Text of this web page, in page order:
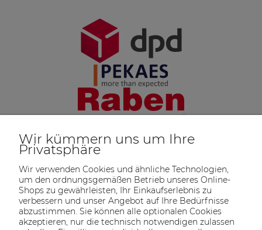
Wir kümmern uns um Ihre
Privatsphäre
Wir verwenden Cookies und ähnliche Technologien,
um den ordnungsgemäßen Betrieb unseres Online-
Shops zu gewährleisten, Ihr Einkaufserlebnis zu
verbessern und unser Angebot auf Ihre Bedürfnisse
abzustimmen. Sie können alle optionalen Cookies
akzeptieren, nur die technisch notwendigen zulassen